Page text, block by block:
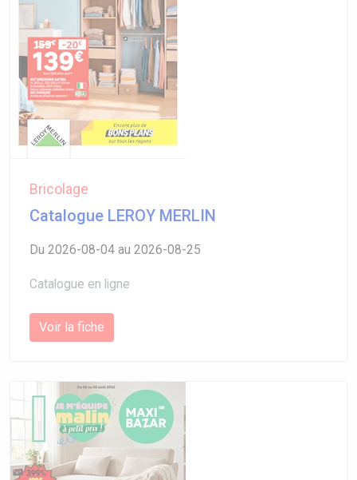
Bricolage
Catalogue LEROY MERLIN
Du 2026-08-04 au 2026-08-25
Catalogue en ligne
Voir la fiche